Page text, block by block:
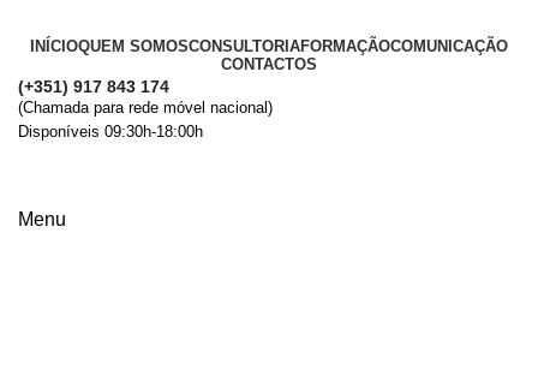
INÍCIOQUEM SOMOSCONSULTORIAFORMAÇÃOCOMUNICAÇÃO
CONTACTOS
(+351) 917 843 174
(Chamada para rede móvel nacional)
Disponíveis 09:30h-18:00h
Menu